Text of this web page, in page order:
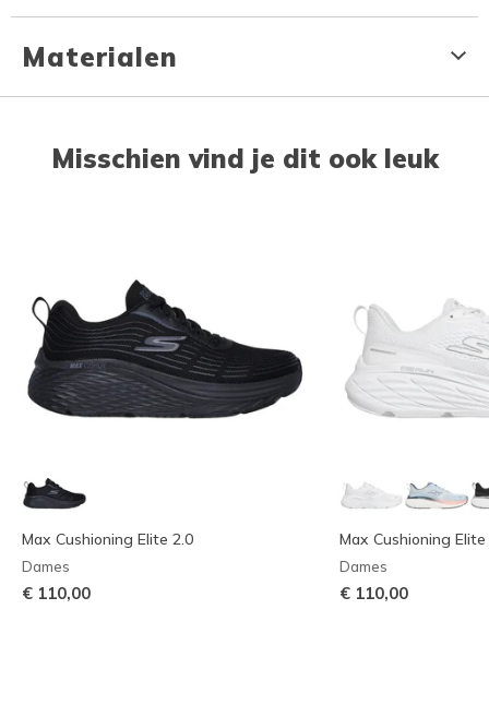
Materialen
Misschien vind je dit ook leuk
Max Cushioning Elite 2.0
Dames
€ 110,00
Max Cushioning Elite
Dames
€ 110,00